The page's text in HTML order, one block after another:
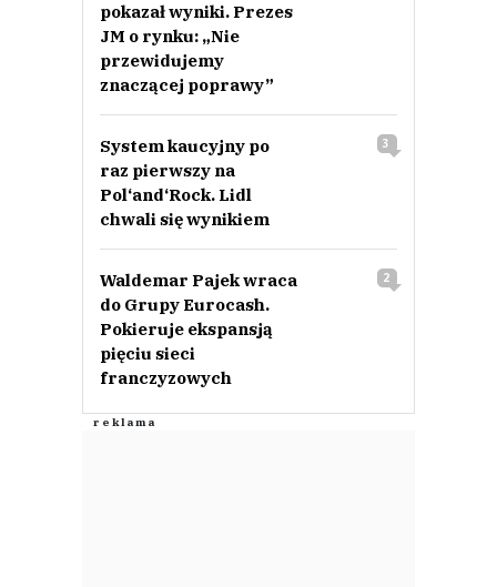
pokazał wyniki. Prezes
JM o rynku: „Nie
przewidujemy
znaczącej poprawy”
System kaucyjny po
raz pierwszy na
Pol‘and‘Rock. Lidl
chwali się wynikiem
3
Waldemar Pajek wraca
do Grupy Eurocash.
Pokieruje ekspansją
pięciu sieci
franczyzowych
2